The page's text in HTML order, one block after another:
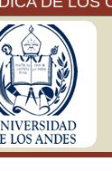
de
ante el
que